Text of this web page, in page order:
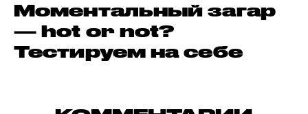
Моментальный загар
— hot or not?
Тестируем на себе